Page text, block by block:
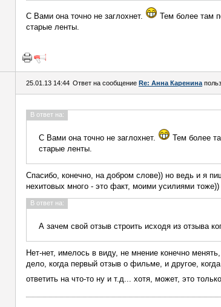
С Вами она точно не заглохнет.
Тем более там
старые ленты.
25.01.13 14:44 Ответ на сообщение Re: Анна Каренина
В ответ на:
С Вами она точно не заглохнет.
Тем более
старые ленты.
Спасибо, конечно, на добром слове)) но ведь и я
нехитовых много - это факт, моими усилиями тоже))
В ответ на:
А зачем свой отзыв строить исходя из отзыва
Нет-нет, имелось в виду, не мнение конечно
дело, когда первый отзыв о фильме, и другое,
ответить на что-то ну и т.д... хотя, может, это